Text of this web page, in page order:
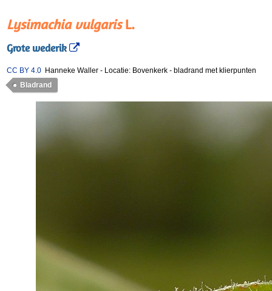
Lysimachia vulgarisL.
Grote wederik
CC BY 4.0 Hanneke Waller - Locatie: Bovenkerk - bladrand met klierpunten
Bladrand